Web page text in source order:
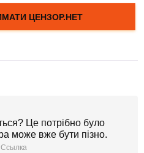
Це потрібно було
може вже бути пізно.
Ссылка